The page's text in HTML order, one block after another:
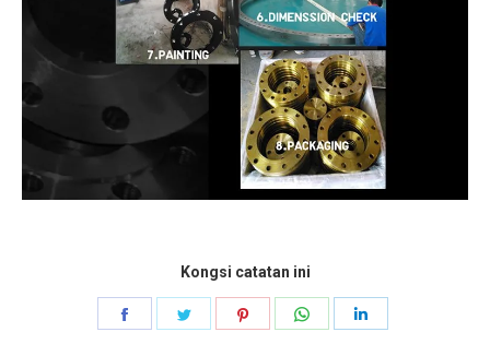
Kongsi catatan ini
KongsikanKongsikanKongsikanKongsikan